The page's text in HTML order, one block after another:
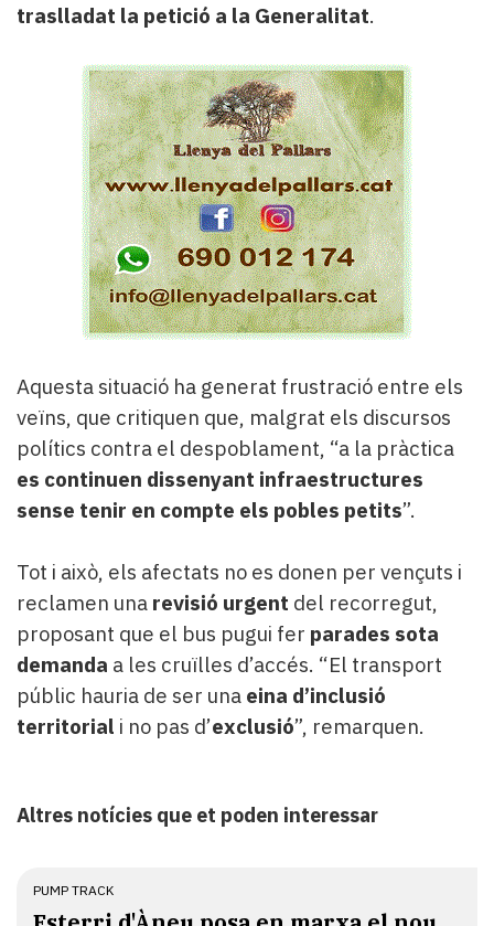
traslladat la petició a la Generalitat.
Aquesta situació ha generat frustració entre els
veïns, que critiquen que, malgrat els discursos
polítics contra el despoblament, “a la pràctica
es continuen dissenyant infraestructures
sense tenir en compte els pobles petits”.
Tot i això, els afectats no es donen per vençuts i
reclamen una revisió urgent del recorregut,
proposant que el bus pugui fer parades sota
demanda a les cruïlles d’accés. “El transport
públic hauria de ser una eina d’inclusió
territorial i no pas d’exclusió”, remarquen.
Altres notícies que et poden interessar
PUMP TRACK